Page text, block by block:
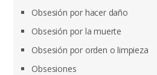
Obsesión por hacer daño
Obsesión por la muerte
Obsesión por orden o limpieza
Obsesiones